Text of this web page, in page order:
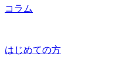
コラム
はじめての方